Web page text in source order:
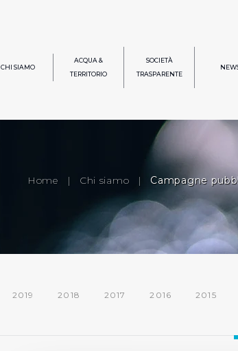
CHI SIAMO
ACQUA &
TERRITORIO
SOCIETÀ
TRASPARENTE
Home | Chi siamo | Campagne
2019 2018 2017 2016 2015